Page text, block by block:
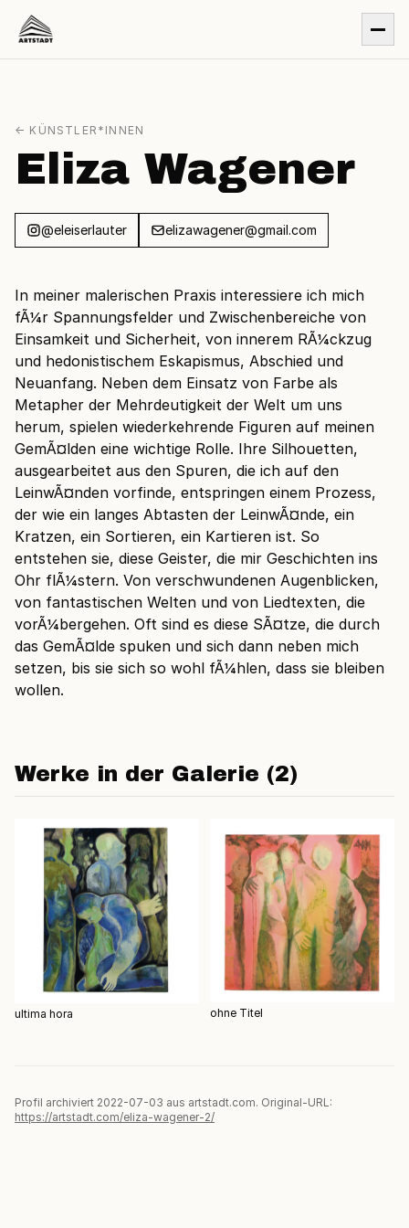
← KÜNSTLER*INNEN
Eliza Wagener
@eleiserlauter elizawagener@gmail.com
In meiner malerischen Praxis interessiere ich mich
fÃ¼r Spannungsfelder und Zwischenbereiche von
Einsamkeit und Sicherheit, von innerem RÃ¼ckzug
und hedonistischem Eskapismus, Abschied und
Neuanfang. Neben dem Einsatz von Farbe als
Metapher der Mehrdeutigkeit der Welt um uns
herum, spielen wiederkehrende Figuren auf meinen
GemÃ¤lden eine wichtige Rolle. Ihre Silhouetten,
ausgearbeitet aus den Spuren, die ich auf den
LeinwÃ¤nden vorfinde, entspringen einem Prozess,
der wie ein langes Abtasten der LeinwÃ¤nde, ein
Kratzen, ein Sortieren, ein Kartieren ist. So
entstehen sie, diese Geister, die mir Geschichten ins
Ohr flÃ¼stern. Von verschwundenen Augenblicken,
von fantastischen Welten und von Liedtexten, die
vorÃ¼bergehen. Oft sind es diese SÃ¤tze, die durch
das GemÃ¤lde spuken und sich dann neben mich
setzen, bis sie sich so wohl fÃ¼hlen, dass sie bleiben
wollen.
Werke in der Galerie (2)
ultima hora ohne Titel
Profil archiviert 2022-07-03 aus artstadt.com. Original-URL:
https://artstadt.com/eliza-wagener-2/